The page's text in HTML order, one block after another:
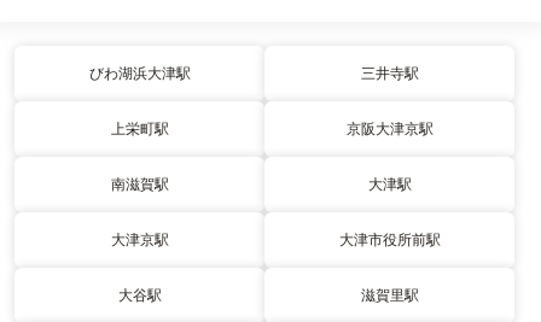
びわ湖浜大津駅 三井寺駅
上栄町駅 京阪大津京駅
南滋賀駅 大津駅
大津京駅 大津市役所前駅
大谷駅 滋賀里駅